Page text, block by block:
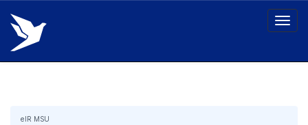
Skip
navigation
eIR MSU